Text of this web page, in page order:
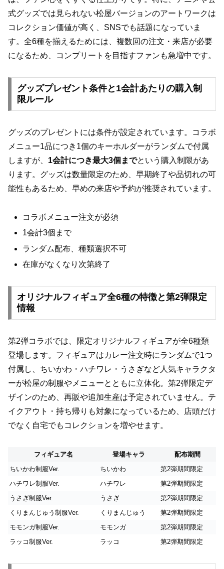
式グッズでは見られない松屋バージョンのアートワークは
コレクション価値が高く、SNSでも話題になっていま
す。全6種を揃えるためには、複数回の注文・来店が必要
になるため、コンプリートを目指すファンも急増中です。
グッズプレゼント条件と1会計あたりの購入制
限ルール
グッズのプレゼントには条件が設定されています。コラボ
メニュー1品につき1個のキーホルダーがランダムで付属
しますが、 1会計につき最大3個までという購入制限があ
ります。グッズは数量限定のため、早期終了や品切れの可
能性もあるため、早めの来店や予約が推奨されています。
コラボメニュー注文が必須
1会計3個まで
ランダム配布、種類選択不可
在庫がなくなり次第終了
オリジナルフィギュア全6種の特徴と第2弾限定
情報
第2弾コラボでは、限定オリジナルフィギュアが全6種類
登場します。フィギュアはカレー注文時にランダムで1つ
付属し、ちいかわ・ハチワレ・うさぎなど人気キャラクタ
ーが松屋の制服やメニューとともに立体化。第2弾限定デ
ザインのため、再販や追加生産は予定されていません。テ
イクアウト・持ち帰りも対象になっているため、店頭だけ
でなく自宅でもコレクションを増やせます。
フィギュア名 登場キャラ
配布期間
ちいかわ制服Ver.
ちいかわ
第2弾期間限定
ハチワレ制服Ver.
ハチワレ
第2弾期間限定
うさぎ制服Ver.
うさぎ
第2弾期間限定
くりまんじゅう制服Ver.
くりまんじゅう
第2弾期間限定
モモンガ制服Ver.
モモンガ
第2弾期間限定
ラッコ制服Ver.
ラッコ 第2弾期間限定